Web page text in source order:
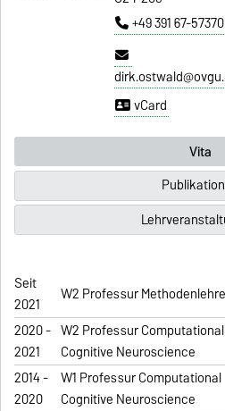
+49 391 67-57370
vCard
Vita
Seit
2021
W2 Professur
2020 -
2021
W2 Professur Computational
Cognitive Neuroscience
2014 -
2020
W1 Professur Computational
Cognitive Neuroscience